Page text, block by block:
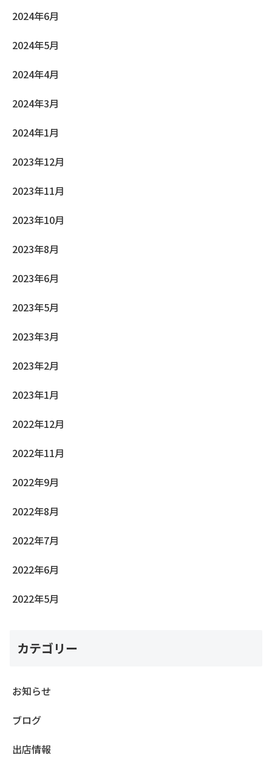
2024年6月
2024年5月
2024年4月
2024年3月
2024年1月
2023年12月
2023年11月
2023年10月
2023年8月
2023年6月
2023年5月
2023年3月
2023年2月
2023年1月
2022年12月
2022年11月
2022年9月
2022年8月
2022年7月
2022年6月
2022年5月
カテゴリー
お知らせ
ブログ
出店情報